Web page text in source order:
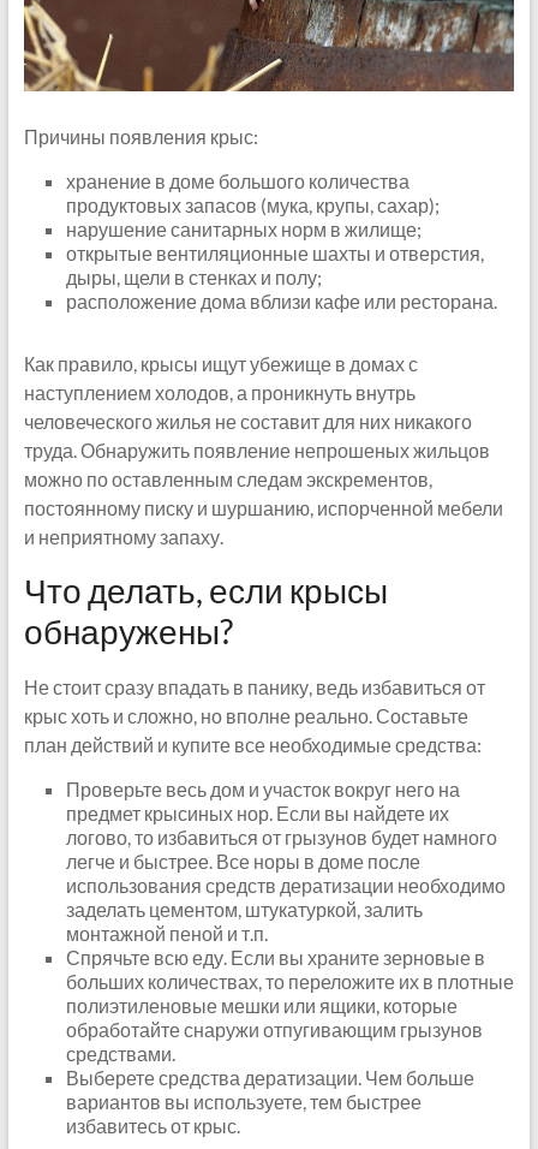
Причины появления крыс:
хранение в доме большого количества
продуктовых запасов (мука, крупы, сахар);
нарушение санитарных норм в жилище;
открытые вентиляционные шахты и отверстия,
дыры, щели в стенках и полу;
расположение дома вблизи кафе или ресторана.
Как правило, крысы ищут убежище в домах с
наступлением холодов, а проникнуть внутрь
человеческого жилья не составит для них никакого
труда. Обнаружить появление непрошеных жильцов
можно по оставленным следам экскрементов,
постоянному писку и шуршанию, испорченной мебели
и неприятному запаху.
Что делать, если крысы
обнаружены?
Не стоит сразу впадать в панику, ведь избавиться от
крыс хоть и сложно, но вполне реально. Составьте
план действий и купите все необходимые средства:
Проверьте весь дом и участок вокруг него на
предмет крысиных нор. Если вы найдете их
логово, то избавиться от грызунов будет намного
легче и быстрее. Все норы в доме после
использования средств дератизации необходимо
заделать цементом, штукатуркой, залить
монтажной пеной и т.п.
Спрячьте всю еду. Если вы храните зерновые в
больших количествах, то переложите их в плотные
полиэтиленовые мешки или ящики, которые
обработайте снаружи отпугивающим грызунов
средствами.
Выберете средства дератизации. Чем больше
вариантов вы используете, тем быстрее
избавитесь от крыс.